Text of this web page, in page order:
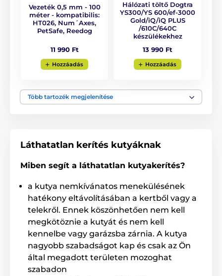
segítségévelvezetéken keresztül rádiójelet továbbít
A jel révén az alapegység kapcsolatban áll a kutyus
nyakörvére szerelt vevőegységgel. A nagyon egyszerű,
intuitív kezelhetőség lehetővé teszi, hogy gond nélkül
állítsd be a paramétereket a kutyád egyéni
igényeihez. A piros jelzőfényfolyamatosan világít, így
azonnal jelzi, ha
a rendszer biztonságosan és
helyesen van bekötve.
Vezeték 0,5 mm - 100
méter - kompatibilis:
HT026, Num´Axes,
PetSafe, Reedog
11 990 Ft
Hozzáadás
Hálózati töltő Dogtra
YS300/YS 600/ef‐3000
Gold/iQ/iQ PLUS
/610C/640C
készülékekhez
13 990 Ft
Hozzáadás
Több tartozék megjelenítése
Láthatatlan kerítés kutyáknak
Miben segít a láthatatlan kutyakerítés?
a kutya nemkívánatos menekülésének
hatékony eltávolításában a kertből vagy a
telekről. Ennek köszönhetően nem kell
megkötöznie a kutyát és nem kell
kennelbe vagy garázsba zárnia. A kutya
nagyobb szabadságot kap és csak az Ön
által megadott területen mozoghat
szabadon